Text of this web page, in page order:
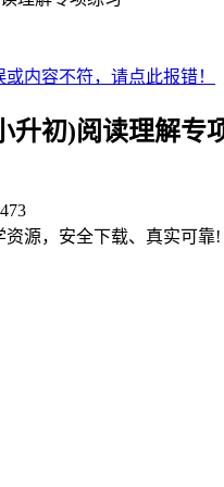
内容不符，请点此报错！
升初)阅读理解专
资源，安全下载、真实可靠!